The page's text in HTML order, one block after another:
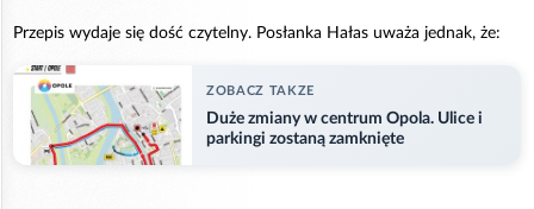
Przepis wydaje się dość czytelny. Posłanka Hałas uważa jednak, że:
ZOBACZ TAKZE
Duże zmiany w centrum Opola. Ulice i
parkingi zostaną zamknięte